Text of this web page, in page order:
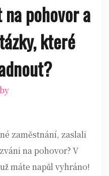
pohovor a
které
zaměstnání, zaslali
na pohovor? V
máte napůl vyhráno!